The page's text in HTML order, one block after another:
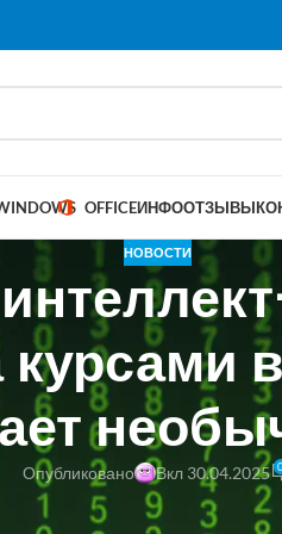
OFFICEИНФООТЗЫВЫ
НОВОСТИ
курсами
Опубликовано Вкл 30.04.2025 0
новую технологию
на рынке, выявляет аномалии и